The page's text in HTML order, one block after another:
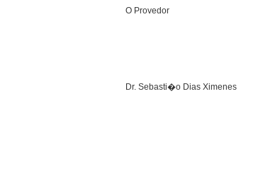
O Provedor
Dr. Sebasti�o Dias Ximenes